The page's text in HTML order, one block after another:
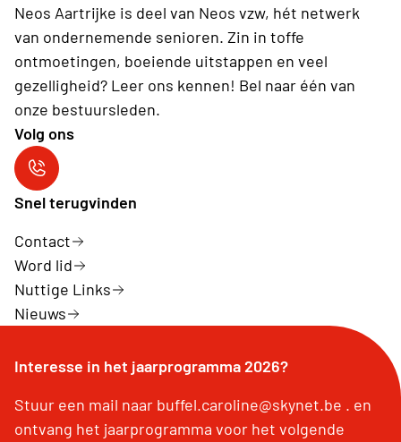
Neos Aartrijke is deel van Neos vzw, hét netwerk
van ondernemende senioren. Zin in toffe
ontmoetingen, boeiende uitstappen en veel
gezelligheid? Leer ons kennen! Bel naar één van
onze bestuursleden.
Volg ons
Neos Aartrijke
Snel terugvinden
Contact
Word lid
Nuttige Links
Nieuws
Interesse in het jaarprogramma 2026?
Stuur een mail naar buffel.caroline@skynet.be . en
ontvang het jaarprogramma voor het volgende